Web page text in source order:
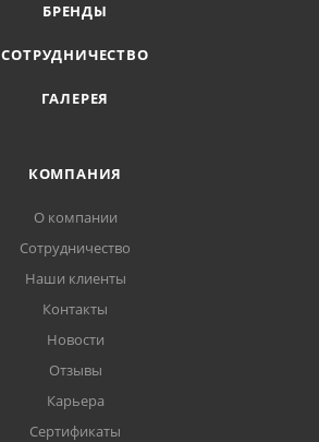
БРЕНДЫ
СОТРУДНИЧЕСТВО
ГАЛЕРЕЯ
КОМПАНИЯ
О компании
Сотрудничество
Наши клиенты
Контакты
Новости
Отзывы
Карьера
Сертификаты